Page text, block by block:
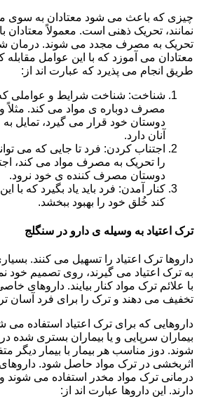
چیزی که باعث می شود معتادان به سوی
نمانند، تحریک ذهنی است. معمولاً
تحریک به مصرف مجدد می شوند. درمان
معتادان می آموزد که با این عوامل مقابله
طریق انجام می پذیرد که عبارت اند از:
شناخت: شناخت شرایط و عواملی که
مصرف دوباره ی مواد می کند. مثلاً
دوستان خود قرار می گیرد، تمایل
آنان دارد.
اجتناب کردن: فرد تا جایی که می
را تحریک به مصرف مواد می کند،
دوستان مصرف کننده ی خود نرود.
کنار آمدن: فرد باید یاد بگیرد که با
کند خُلق خود را بهبود ببخشد.
ترک اعتیاد به وسیله ی دارو در سنگلج
داروها ترک اعتیاد را تسهیل می کنند.
به ترک اعتیاد می گیرند، روی تصمیم خود
با علائم ترک مواد کنار بیایند. داروهای
تخفیف می دهند و ترک را برای فرد آسان
داروهایی که برای ترک اعتیاد استفاده
بیماران سرپایی و یا بیماران بستری شده
شوند. دوز مناسب هر بیمار با بیمار دیگر
اثربخشی در ترک مواد حاصل شود.
درمانی ترک مواد مخدر استفاده می شوند
دارند. این داروها عبارت اند از: